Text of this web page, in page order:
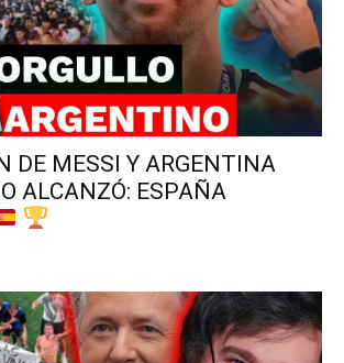
DE MESSI Y ARGENTINA
ALCANZÓ: ESPAÑA